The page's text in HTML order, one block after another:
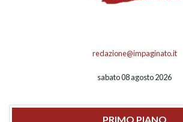
redazione@impaginato.it
sabato 08 agosto 2026
PRIMO PIANO